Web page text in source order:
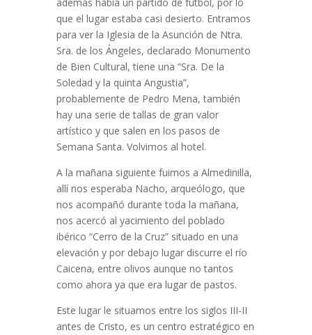
que el lugar estaba casi desierto. Entramos
para ver la Iglesia de la Asunción de Ntra.
Sra. de los Ángeles, declarado Monumento
de Bien Cultural, tiene una “Sra. De la
Soledad y la quinta Angustia”,
probablemente de Pedro Mena, también
hay una serie de tallas de gran valor
artístico y que salen en los pasos de
Semana Santa. Volvimos al hotel.
A la mañana siguiente fuimos a Almedinilla,
allí nos esperaba Nacho, arqueólogo, que
nos acompañó durante toda la mañana,
nos acercó al yacimiento del poblado
ibérico “Cerro de la Cruz” situado en una
elevación y por debajo lugar discurre el río
Caicena, entre olivos aunque no tantos
como ahora ya que era lugar de pastos.
Este lugar le situamos entre los siglos III-II
antes de Cristo, es un centro estratégico en